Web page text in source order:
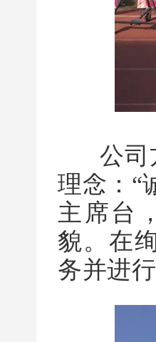
公司
理念：“
主席台
貌。在
务并进